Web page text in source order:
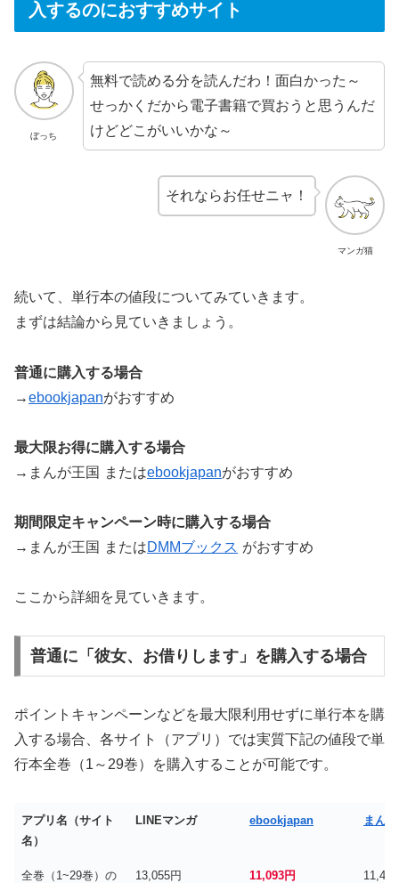
入するのにおすすめサイト
ぼっち
無料で読める分を読んだわ！面白かった～
せっかくだから電子書籍で買おうと思うんだ
けどどこがいいかな～
マンガ猫
それならお任せニャ！
続いて、単行本の値段についてみていきます。
まずは結論から見ていきましょう。
普通に購入する場合
→ebookjapanがおすすめ
最大限お得に購入する場合
→まんが王国
またはebookjapanがおすすめ
期間限定キャンペーン時に購入する場合
→まんが王国
またはDMMブックス がおすすめ
ここから詳細を見ていきます。
普通に「彼女、お借りします」を購入する場合
ポイントキャンペーンなどを最大限利用せずに単行本を購
入する場合、各サイト（アプリ）では実質下記の値段で単
行本全巻（1～29巻）を購入することが可能です。
アプリ名（サイト
名）
LINEマンガ ebookjapan まん
全巻（1~29巻）の
13,055円 11,093円